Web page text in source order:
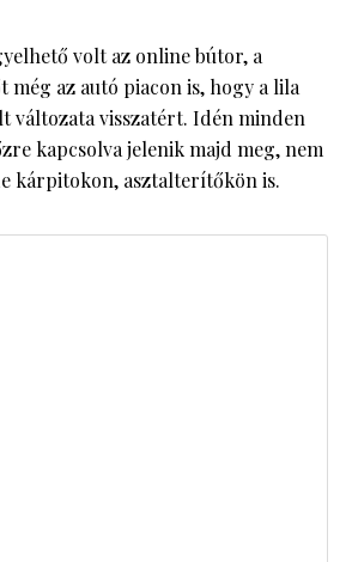
volt az online bútor, a
még az autó piacon is, hogy a lila
változata visszatért. Idén minden
kapcsolva jelenik majd meg, nem
kárpitokon, asztalterítőkön is.